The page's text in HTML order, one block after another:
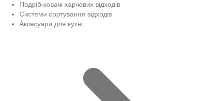
Подрібнювачі харчових відходів
Системи сортування відходів
Аксесуари для кухні